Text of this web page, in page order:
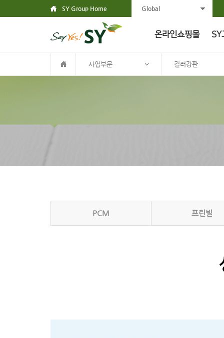
SY Group Home Global
온라인쇼핑몰 SY
사업부문 컬러강판
PCM 프린빌